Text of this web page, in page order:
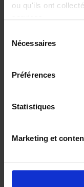
ou qu'ils ont
Nécessaires
Préférences
Statistiques
Marketing et